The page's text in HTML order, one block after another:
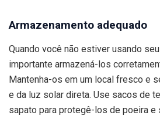
Armazenamento adequado
Quando você não estiver usando
importante armazená-los
Mantenha-os em um local fresco e
e da luz solar direta. Use sacos de
sapato para protegê-los de poeira e